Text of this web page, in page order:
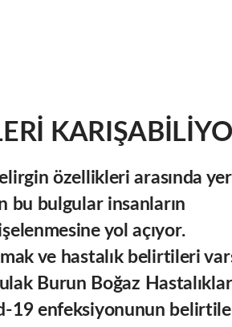
özellikleri arasında yer
bu bulgular insanların
yol açıyor.
ve hastalık belirtileri
Burun Boğaz
19 enfeksiyonunun